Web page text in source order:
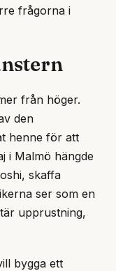
frågorna i
från höger.
den
henne för att
i Malmö hängde
skaffa
ser som en
upprustning,
bygga ett